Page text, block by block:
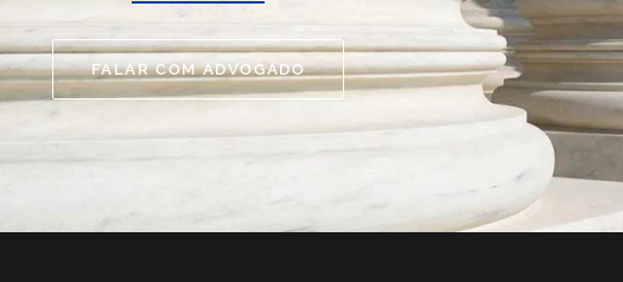
FALAR COM ADVOGADO